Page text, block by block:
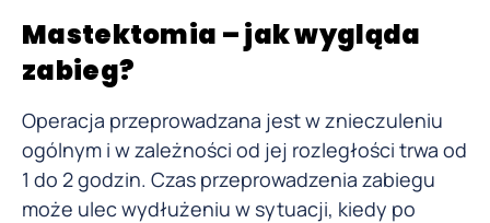
Mastektomia – jak wygląda
zabieg?
Operacja przeprowadzana jest w znieczuleniu
ogólnym i w zależności od jej rozległości trwa od
1 do 2 godzin. Czas przeprowadzenia zabiegu
może ulec wydłużeniu w sytuacji, kiedy po